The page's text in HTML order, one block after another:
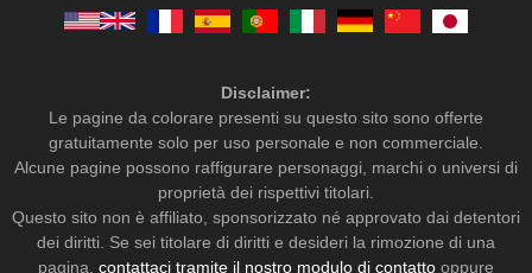
Disclaimer:
Le pagine da colorare presenti su questo sito sono offerte
gratuitamente solo per uso personale e non commerciale.
Alcune pagine possono raffigurare personaggi, marchi o universi di
proprietà dei rispettivi titolari.
Questo sito non è affiliato, sponsorizzato né approvato dai detentori
dei diritti. Se sei titolare di diritti e desideri la rimozione di una
pagina, contattaci tramite il nostro modulo di contatto oppure